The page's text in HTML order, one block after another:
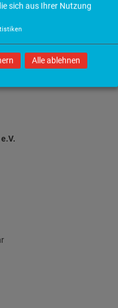
sich aus Ihrer Nutzung
Alle ablehnen